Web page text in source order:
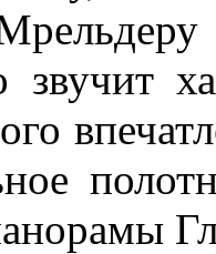
звучит